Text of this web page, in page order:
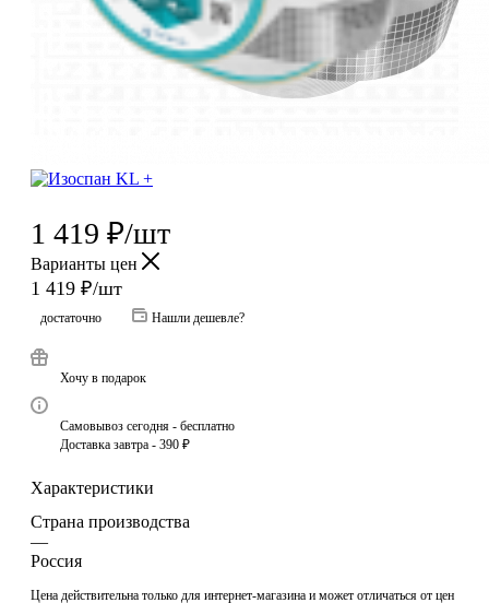
1 419 ₽/шт
Варианты цен
1 419 ₽/шт
достаточно Нашли дешевле?
Хочу в подарок
Самовывоз сегодня - бесплатно
Доставка завтра - 390 ₽
Характеристики
Страна производства
—
Россия
Цена действительна только для интернет-магазина и может отличаться от цен